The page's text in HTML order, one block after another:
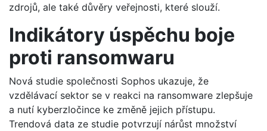
zdrojů, ale také důvěry veřejnosti, které slouží.
Indikátory úspěchu boje
proti ransomwaru
Nová studie společnosti Sophos ukazuje, že
vzdělávací sektor se v reakci na ransomware zlepšuje
a nutí kyberzločince ke změně jejich přístupu.
Trendová data ze studie potvrzují nárůst množství